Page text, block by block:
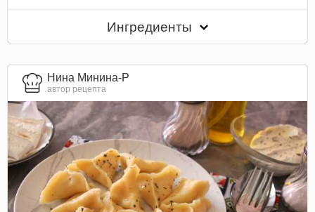
Ингредиенты
Нина Минина-Р
автор рецепта